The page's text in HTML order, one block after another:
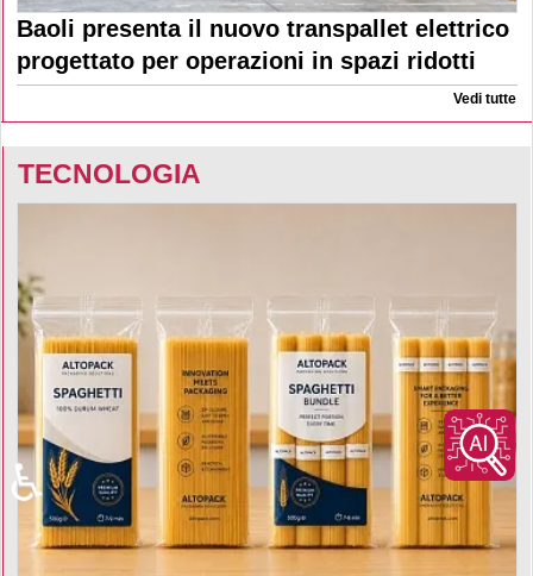
Baoli presenta il nuovo transpallet elettrico
progettato per operazioni in spazi ridotti
Vedi tutte
TECNOLOGIA